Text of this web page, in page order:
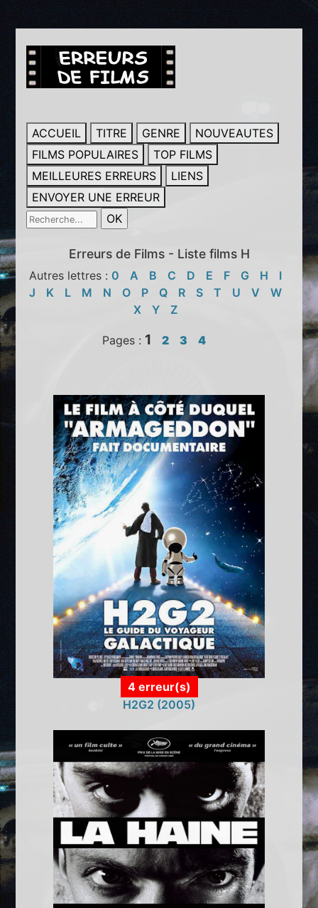
ACCUEIL TITRE GENRE
NOUVEAUTES
FILMS POPULAIRES
TOP FILMS
MEILLEURES ERREURS
LIENS
ENVOYER UNE ERREUR
Erreurs de Films - Liste films H
Autres lettres : 0 A B C D E F G H
I
J
K L M N O P Q R S T U V
W
X
Y Z
Pages : 1 2 3 4
4 erreur(s)
H2G2 (2005)